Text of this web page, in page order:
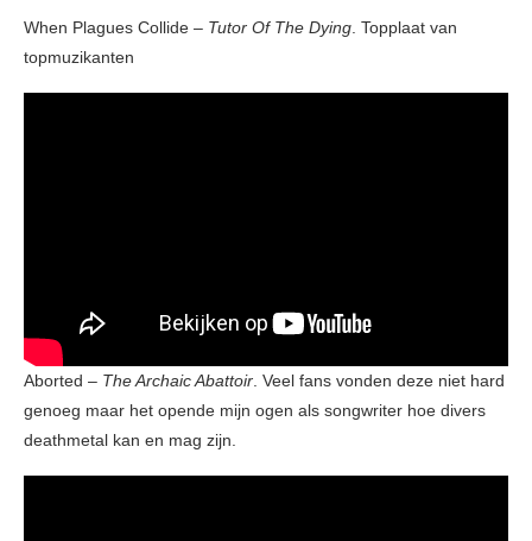
When Plagues Collide – Tutor Of The Dying. Topplaat van
topmuzikanten
Aborted – The Archaic Abattoir . Veel fans vonden deze niet hard
genoeg maar het opende mijn ogen als songwriter hoe divers
deathmetal kan en mag zijn.